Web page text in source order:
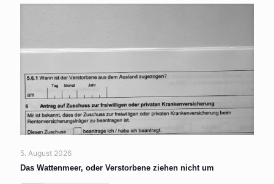
5. August 2026
Das Wattenmeer, oder Verstorbene ziehen nicht um